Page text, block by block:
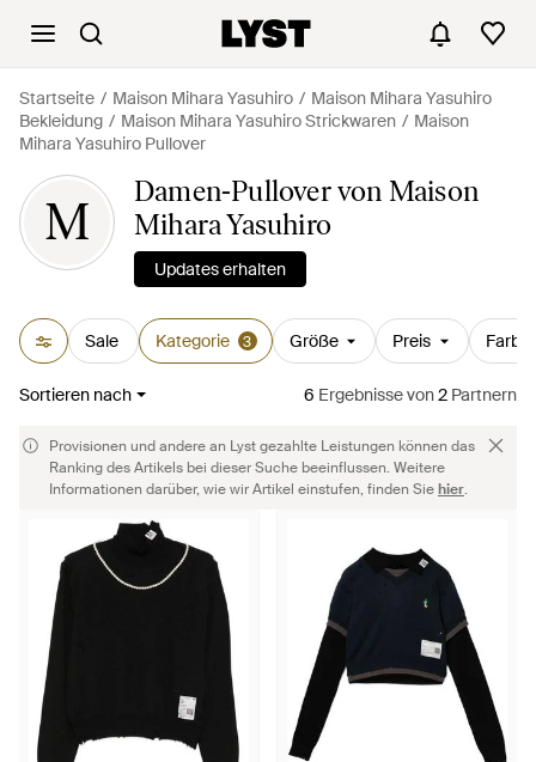
Startseite Maison Mihara Yasuhiro
Maison Mihara Yasuhiro
Bekleidung
Maison Mihara Yasuhiro Strickwaren
Maison
Mihara Yasuhiro Pullover
M
Damen-Pullover von Maison
Mihara Yasuhiro
Updates erhalten
Sale Kategorie 3 Größe Preis Farbe
Sortieren nach 6 Ergebnissevon2 Partnern
Provisionen und andere an Lyst gezahlte Leistungen können das
Ranking des Artikels bei dieser Suche beeinflussen. Weitere
Informationen darüber, wie wir Artikel einstufen, finden Siehier.